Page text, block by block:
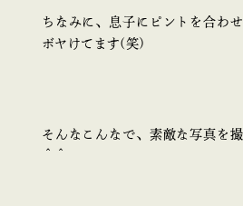
ちなみに、息子にピントを合わ
ボヤけてます(笑)
そんなこんなで、素敵な写真を